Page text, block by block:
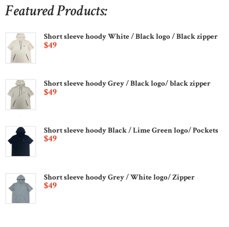
Featured Products:
Short sleeve hoody White / Black logo / Black zipper
$49
Short sleeve hoody Grey / Black logo/ black zipper
$49
Short sleeve hoody Black / Lime Green logo/ Pockets
$49
Short sleeve hoody Grey / White logo/ Zipper
$49